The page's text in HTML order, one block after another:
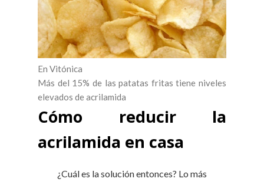
En Vitónica
Más del 15% de las patatas fritas tiene niveles
elevados de acrilamida
Cómo reducir la
acrilamida en casa
¿Cuál es la solución entonces? Lo más